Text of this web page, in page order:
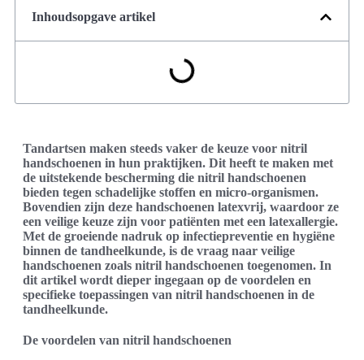
Inhoudsopgave artikel
Tandartsen maken steeds vaker de keuze voor nitril
handschoenen in hun praktijken. Dit heeft te maken met
de uitstekende bescherming die nitril handschoenen
bieden tegen schadelijke stoffen en micro-organismen.
Bovendien zijn deze handschoenen latexvrij, waardoor ze
een veilige keuze zijn voor patiënten met een latexallergie.
Met de groeiende nadruk op infectiepreventie en hygiëne
binnen de tandheelkunde, is de vraag naar veilige
handschoenen zoals nitril handschoenen toegenomen. In
dit artikel wordt dieper ingegaan op de voordelen en
specifieke toepassingen van nitril handschoenen in de
tandheelkunde.
De voordelen van nitril handschoenen